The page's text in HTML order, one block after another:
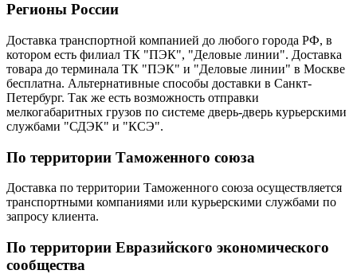
Регионы России
Доставка транспортной компанией до любого города РФ, в
котором есть филиал ТК "ПЭК", "Деловые линии". Доставка
товара до терминала ТК "ПЭК" и "Деловые линии" в Москве
бесплатна. Альтернативные способы доставки в Санкт-
Петербург. Так же есть возможность отправки
мелкогабаритных грузов по системе дверь-дверь курьерскими
службами "СДЭК" и "КСЭ".
По территории Таможенного союза
Доставка по территории Таможенного союза осуществляется
транспортными компаниями или курьерскими службами по
запросу клиента.
По территории Евразийского экономического
сообщества